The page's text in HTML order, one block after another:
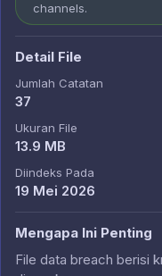
channels.
Detail File
Jumlah Catatan
37
Ukuran File
13.9 MB
Diindeks Pada
19 Mei 2026
Mengapa Ini Penting
File data breach berisi